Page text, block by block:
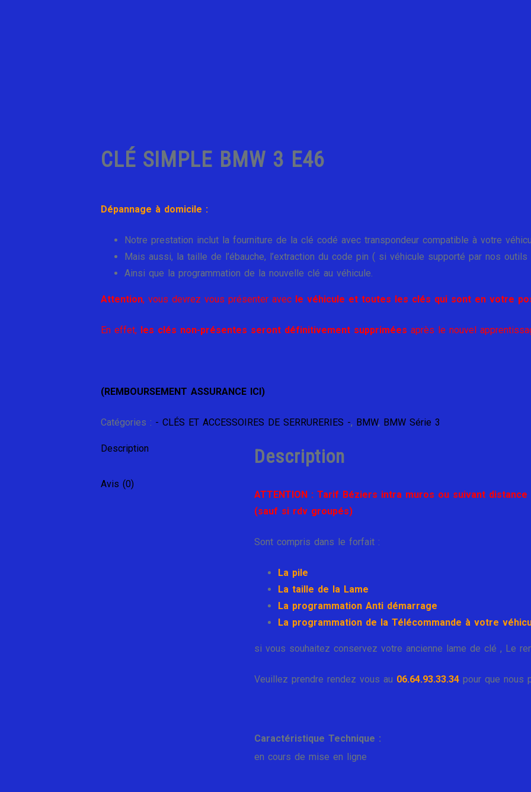
CLÉ SIMPLE BMW 3 E46
Dépannage à domicile :
Notre prestation inclut la fourniture de la clé codé avec transpondeur compatible à votre
Mais aussi, la taille de l’ébauche, l’extraction du code pin ( si véhicule supporté par nos outils
Ainsi que la programmation de la nouvelle clé au véhicule.
Attention, vous devrez vous présenter avec le véhicule et toutes les clés qui sont en votre
En effet, les clés non-présentes seront définitivement supprimées après le nouvel
(REMBOURSEMENT ASSURANCE ICI)
Catégories : - CLÉS ET ACCESSOIRES DE SERRURERIES -, BMW, BMW Série 3
Description
Avis (0)
Description
ATTENTION : Tarif Béziers intra muros ou suivant
(sauf si rdv groupés)
Sont compris dans le forfait :
La pile
La taille de la Lame
La programmation Anti démarrage
La programmation de la Télécommande à votre
si vous souhaitez conservez votre ancienne lame de clé , Le
Veuillez prendre rendez vous au 06.64.93.33.34pour que nous
Caractéristique Technique :
en cours de mise en ligne